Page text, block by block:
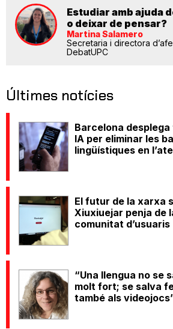
Estudiar amb ajuda
o deixar de pensar?
Martina Salamero
Secretaria i directora
DebatUPC
Últimes notícies
Barcelona
IA per eliminar les
lingüístiques en
El futur de la xarxa
Xiuxiuejar penja de
comunitat d’usuaris
“Una llengua no se
molt fort; se salva
també als